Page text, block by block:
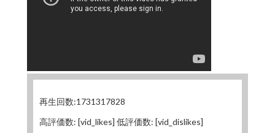
再生回数:1731317828
高評価数: [vid_likes] 低評価数: [vid_dislikes]